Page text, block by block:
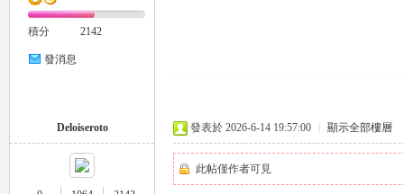
積分 2142
發消息
Deloiseroto 發表於 2026-6-14 19:57:00 顯示全部樓層
此帖僅作者可見